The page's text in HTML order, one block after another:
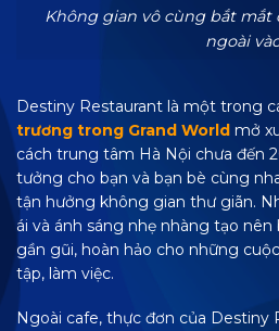
Không gian vô cùng bắt
ngoài
Destiny Restaurant là một trong
trương trong Grand World mở
cách trung tâm Hà Nội chưa đến
tưởng cho bạn và bạn bè cùng
tận hưởng không gian thư giãn.
ái và ánh sáng nhẹ nhàng tạo
gần gũi, hoàn hảo cho những
tập, làm việc.
Ngoài cafe, thực đơn của Destiny